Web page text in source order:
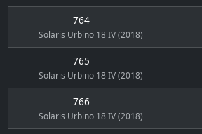
764
Solaris Urbino 18 IV (2018)
765
Solaris Urbino 18 IV (2018)
766
Solaris Urbino 18 IV (2018)